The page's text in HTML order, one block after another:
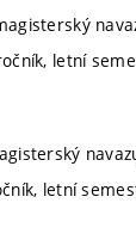
letní
letní